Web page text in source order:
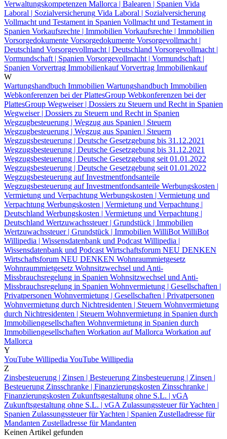
Verwaltungskompetenzen Mallorca | Balearen | Spanien Vida
Laboral | Sozialversicherung Vida Laboral | Sozialversicherung
Vollmacht und Testament in Spanien Vollmacht und Testament in
Spanien Vorkaufsrechte | Immobilien Vorkaufsrechte | Immobilien
Vorsorgedokumente Vorsorgedokumente Vorsorgevollmacht |
Deutschland Vorsorgevollmacht | Deutschland Vorsorgevollmacht |
Vormundschaft | Spanien Vorsorgevollmacht | Vormundschaft |
Spanien Vorvertrag Immobilienkauf Vorvertrag Immobilienkauf
W
Wartungshandbuch Immobilien Wartungshandbuch Immobilien
Webkonferenzen bei der PlattesGroup Webkonferenzen bei der
PlattesGroup Wegweiser | Dossiers zu Steuern und Recht in Spanien
Wegweiser | Dossiers zu Steuern und Recht in Spanien
Wegzugbesteuerung | Wegzug aus Spanien | Steuern
Wegzugbesteuerung | Wegzug aus Spanien | Steuern
Wegzugsbesteuerung | Deutsche Gesetzgebung bis 31.12.2021
Wegzugsbesteuerung | Deutsche Gesetzgebung bis 31.12.2021
Wegzugsbesteuerung | Deutsche Gesetzgebung seit 01.01.2022
Wegzugsbesteuerung | Deutsche Gesetzgebung seit 01.01.2022
Wegzugsbesteuerung auf Investmentfondsanteile
Wegzugsbesteuerung auf Investmentfondsanteile Werbungskosten |
Vermietung und Verpachtung Werbungskosten | Vermietung und
Verpachtung Werbungskosten | Vermietung und Verpachtung |
Deutschland Werbungskosten | Vermietung und Verpachtung |
Deutschland Wertzuwachssteuer | Grundstück | Immobilien
Wertzuwachssteuer | Grundstück | Immobilien WilliBot WilliBot
Willipedia | Wissensdatenbank und Podcast Willipedia |
Wissensdatenbank und Podcast Wirtschaftsforum NEU DENKEN
Wirtschaftsforum NEU DENKEN Wohnraummietgesetz
Wohnraummietgesetz Wohnsitzwechsel und Anti-
Missbrauchsregelung in Spanien Wohnsitzwechsel und Anti-
Missbrauchsregelung in Spanien Wohnvermietung | Gesellschaften |
Privatpersonen Wohnvermietung | Gesellschaften | Privatpersonen
Wohnvermietung durch Nichtresidenten | Steuern Wohnvermietung
durch Nichtresidenten | Steuern Wohnvermietung in Spanien durch
Immobiliengesellschaften Wohnvermietung in Spanien durch
Immobiliengesellschaften Workation auf Mallorca Workation auf
Mallorca
Y
YouTube WillipediaYouTube Willipedia
Z
Zinsbesteuerung | Zinsen | Besteuerung Zinsbesteuerung | Zinsen |
Besteuerung Zinsschranke | Finanzierungskosten Zinsschranke |
Finanzierungskosten Zukunftsgestaltung ohne S.L. | vGA
Zukunftsgestaltung ohne S.L. | vGA Zulassungssteuer für Yachten |
Spanien Zulassungssteuer für Yachten | Spanien Zustelladresse für
Mandanten Zustelladresse für Mandanten
Keinen Artikel gefunden